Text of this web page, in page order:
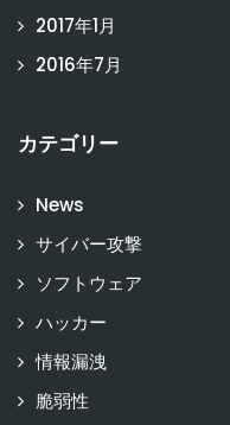
2017年1月
2016年7月
カテゴリー
News
サイバー攻撃
ソフトウェア
ハッカー
情報漏洩
脆弱性